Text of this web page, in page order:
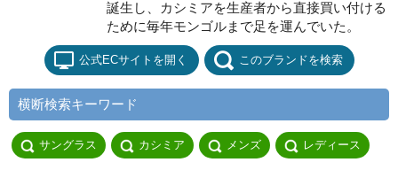
誕生し、カシミアを生産者から直接買い付ける
ために毎年モンゴルまで足を運んでいた。
公式ECサイトを開く このブランドを検索
横断検索キーワード
サングラス カシミア メンズ レディース